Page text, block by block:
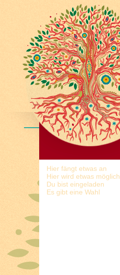
Hier fängt etwas an
Hier wird etwas möglich
Du bist eingeladen
Es gibt eine Wahl